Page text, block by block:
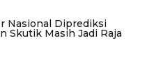
Nasional Diprediksi
Skutik Masih Jadi Raja